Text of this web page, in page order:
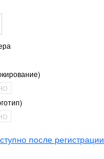
после регистрации